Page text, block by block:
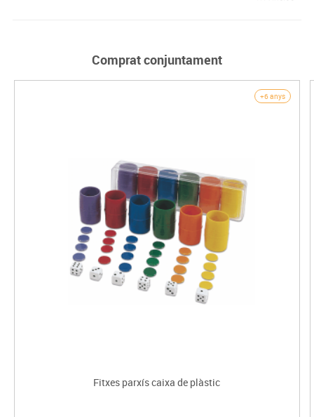
Comprat conjuntament
+6 anys
Fitxes parxís caixa de plàstic